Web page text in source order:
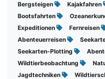
Bergsteigen
Kajakfahren
Bootsfahrten
Expeditionen
Fernreisen
Abenteuerreisen
Seekarten-Plotting
Wildtierbeobachtung
Jagdtechniken